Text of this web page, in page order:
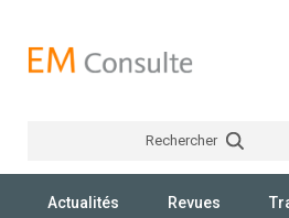
Rechercher
Actualités Revues